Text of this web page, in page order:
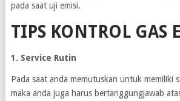
pada saat uji emisi.
TIPS KONTROL GAS
1. Service Rutin
Pada saat anda memutuskan untuk memiliki
maka anda juga harus bertanggungjawab